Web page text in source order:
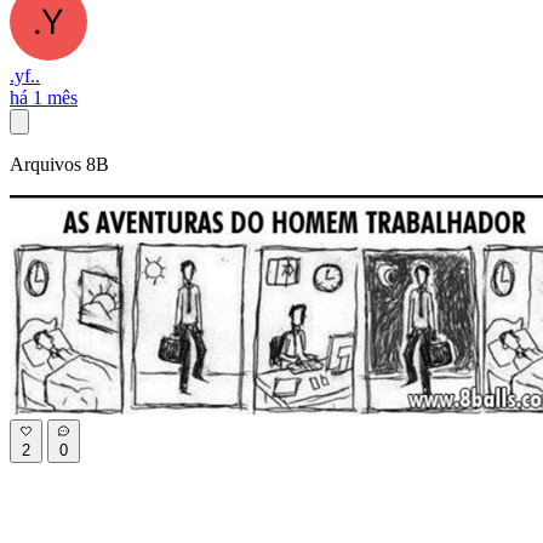
.yf..
há 1 mês
Arquivos 8B
2 0